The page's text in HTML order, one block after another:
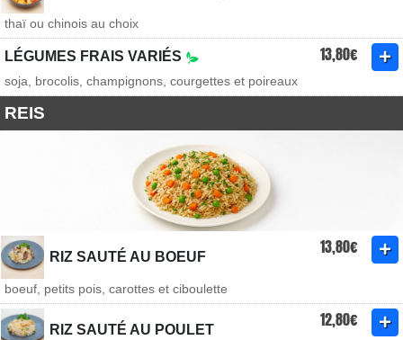
thaï ou chinois au choix
LÉGUMES FRAIS VARIÉS 13,80€
soja, brocolis, champignons, courgettes et poireaux
REIS
RIZ SAUTÉ AU BOEUF 13,80€
boeuf, petits pois, carottes et ciboulette
RIZ SAUTÉ AU POULET 12,80€